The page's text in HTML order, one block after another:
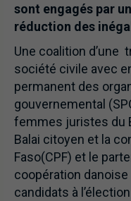
sont engagés par
réduction des
Une coalition d’une
société civile avec
permanent des
gouvernemental
femmes juristes du
Balai citoyen et la
Faso(CPF) et le
coopération
candidats à